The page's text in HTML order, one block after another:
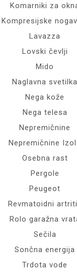
Komarniki za
Kompresijske
Lavazza
Lovski čevlji
Mido
Naglavna svetilka
Nega kože
Nega telesa
Nepremičnine
Nepremičnine
Osebna rast
Pergole
Peugeot
Revmatoidni
Rolo garažna
Sečila
Sončna energija
Trdota vode